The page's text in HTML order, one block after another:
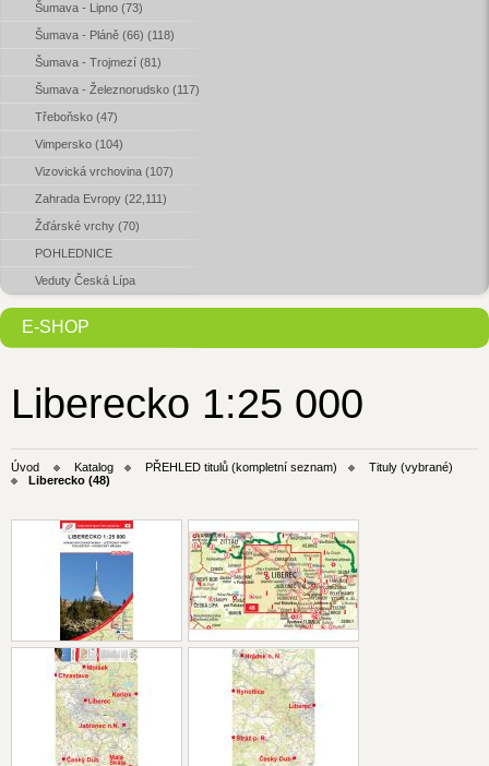
Šumava - Lipno (73)
Šumava - Pláně (66) (118)
Šumava - Trojmezí (81)
Šumava - Železnorudsko (117)
Třeboňsko (47)
Vimpersko (104)
Vizovická vrchovina (107)
Zahrada Evropy (22,111)
Žďárské vrchy (70)
POHLEDNICE
Veduty Česká Lípa
E-SHOP
Liberecko 1:25 000
Úvod Katalog PŘEHLED titulů (kompletní seznam)
Tituly (vybrané)
Liberecko (48)